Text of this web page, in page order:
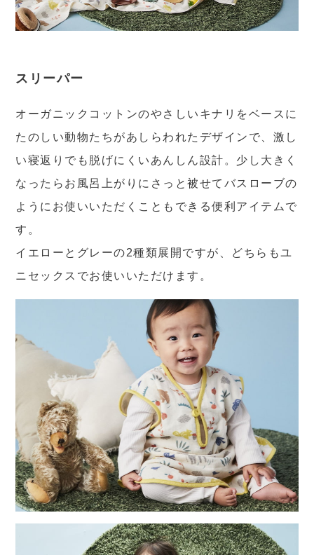
スリーパー
オーガニックコットンのやさしいキナリをベースに
たのしい動物たちがあしらわれたデザインで、激し
い寝返りでも脱げにくいあんしん設計。少し大きく
なったらお風呂上がりにさっと被せてバスローブの
ようにお使いいただくこともできる便利アイテムで
す。
イエローとグレーの2種類展開ですが、どちらもユ
ニセックスでお使いいただけます。